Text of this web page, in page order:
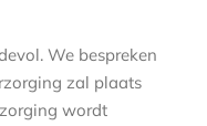
We bespreken
zal plaats
wordt